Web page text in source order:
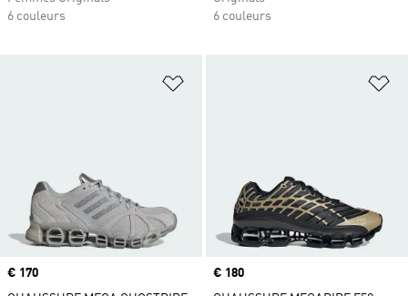
6 couleurs
6 couleurs
Ajouter à la Liste de produits
Prix
€ 170
Prix
€ 180